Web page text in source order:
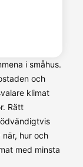
i småhus.
och
klimat
Rätt
hur och
med minsta